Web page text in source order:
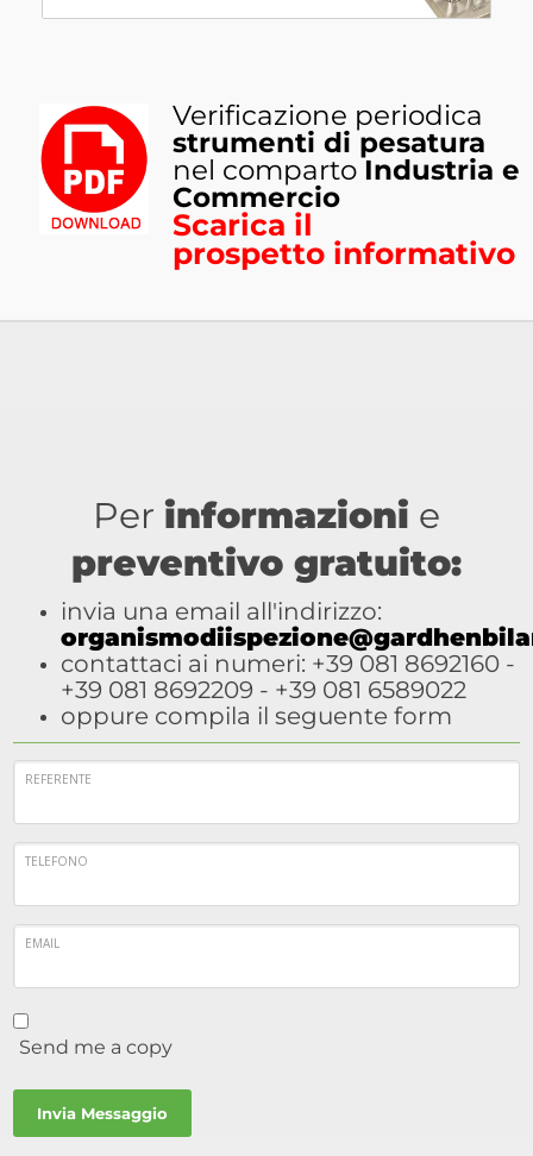
Verificazione periodica
strumenti di pesatura
nel comparto Industria e
Commercio
Scarica il
prospetto informativo
Per informazioni e
preventivo gratuito:
invia una email all'indirizzo:
contattaci ai numeri: +39 081 8692160 -
+39 081 8692209 - +39 081 6589022
oppure compila il seguente form
REFERENTE
TELEFONO
EMAIL
Send me a copy
Invia Messaggio